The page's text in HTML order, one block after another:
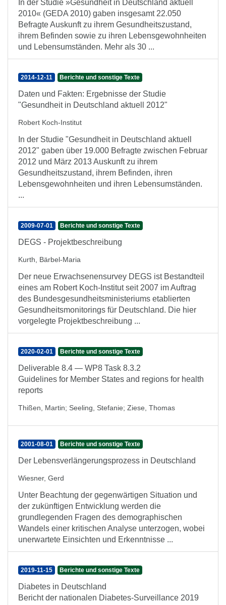
In der Studie »Gesundheit in Deutschland aktuell
2010« (GEDA 2010) gaben insgesamt 22.050
Befragte Auskunft zu ihrem Gesundheitszustand,
ihrem Befinden sowie zu ihren Lebensgewohnheiten
und Lebensumständen. Mehr als 30 ...
2014-12-11 Berichte und sonstige Texte
Daten und Fakten: Ergebnisse der Studie
"Gesundheit in Deutschland aktuell 2012"
Robert Koch-Institut
In der Studie "Gesundheit in Deutschland aktuell
2012" gaben über 19.000 Befragte zwischen Februar
2012 und März 2013 Auskunft zu ihrem
Gesundheitszustand, ihrem Befinden, ihren
Lebensgewohnheiten und ihren Lebensumständen.
...
2009-07-01 Berichte und sonstige Texte
DEGS - Projektbeschreibung
Kurth, Bärbel-Maria
Der neue Erwachsenensurvey DEGS ist Bestandteil
eines am Robert Koch-Institut seit 2007 im Auftrag
des Bundesgesundheitsministeriums etablierten
Gesundheitsmonitorings für Deutschland. Die hier
vorgelegte Projektbeschreibung ...
2020-02-01 Berichte und sonstige Texte
Deliverable 8.4 — WP8 Task 8.3.2
Guidelines for Member States and regions for health
reports
Thißen, Martin; Seeling, Stefanie; Ziese, Thomas
2001-08-01 Berichte und sonstige Texte
Der Lebensverlängerungsprozess in Deutschland
Wiesner, Gerd
Unter Beachtung der gegenwärtigen Situation und
der zukünftigen Entwicklung werden die
grundlegenden Fragen des demographischen
Wandels einer kritischen Analyse unterzogen, wobei
unerwartete Einsichten und Erkenntnisse ...
2019-11-15 Berichte und sonstige Texte
Diabetes in Deutschland
Bericht der nationalen Diabetes-Surveillance 2019